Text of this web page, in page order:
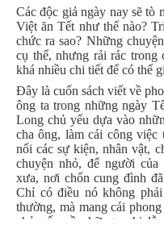
Các độc giả ngày nay sẽ tò
Việt ăn Tết như thế nào?
chức ra sao? Những
cụ thể, nhưng rải rác trong
khá nhiều chi tiết để có thể
Đây là cuốn sách viết về
ông ta trong những ngày
Long chủ yếu dựa vào
cha ông, làm cái công
nối các sự kiện, nhân vật,
chuyện nhỏ, để người
xưa, nơi chốn cung đình
Chỉ có điều nó không
thường, mà mang cái
chủ yếu về những nghi lễ